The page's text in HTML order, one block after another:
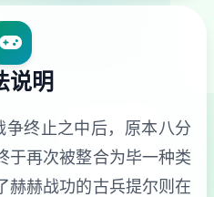
说明
终止之中后，原本八分
于再次被整合为毕一种类
赫赫战功的古兵提尔则在